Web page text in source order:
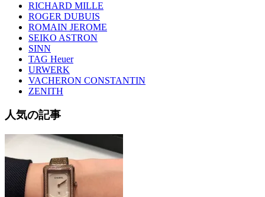
RICHARD MILLE
ROGER DUBUIS
ROMAIN JEROME
SEIKO ASTRON
SINN
TAG Heuer
URWERK
VACHERON CONSTANTIN
ZENITH
人気の記事